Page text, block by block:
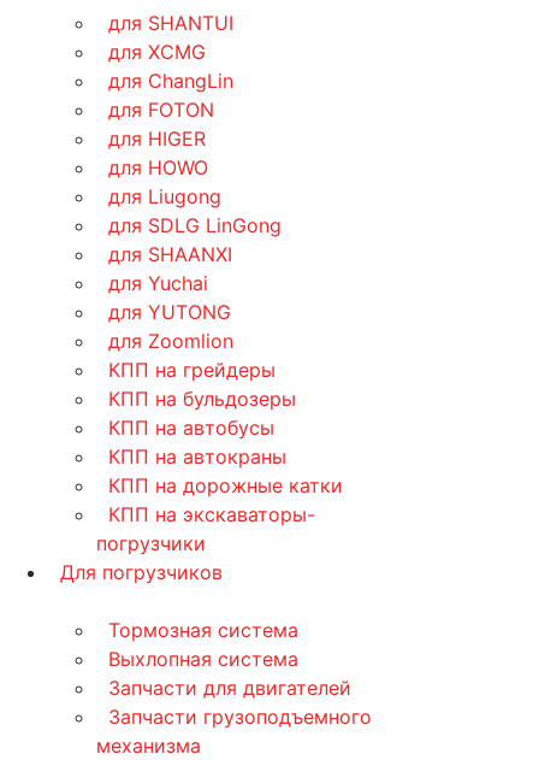
для SHANTUI
для XCMG
для ChangLin
для FOTON
для HIGER
для HOWO
для Liugong
для SDLG LinGong
для SHAANXI
для Yuchai
для YUTONG
для Zoomlion
КПП на грейдеры
КПП на бульдозеры
КПП на автобусы
КПП на автокраны
КПП на дорожные катки
КПП на экскаваторы-
погрузчики
Для погрузчиков
Тормозная система
Выхлопная система
Запчасти для двигателей
Запчасти грузоподъемного
механизма